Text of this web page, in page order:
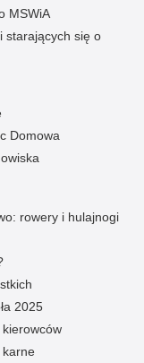
MSWiA
starających się o
Domowa
rowery i hulajnogi
2025
karne